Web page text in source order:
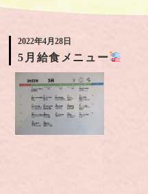
2022年4月28日
5月給食メニュー